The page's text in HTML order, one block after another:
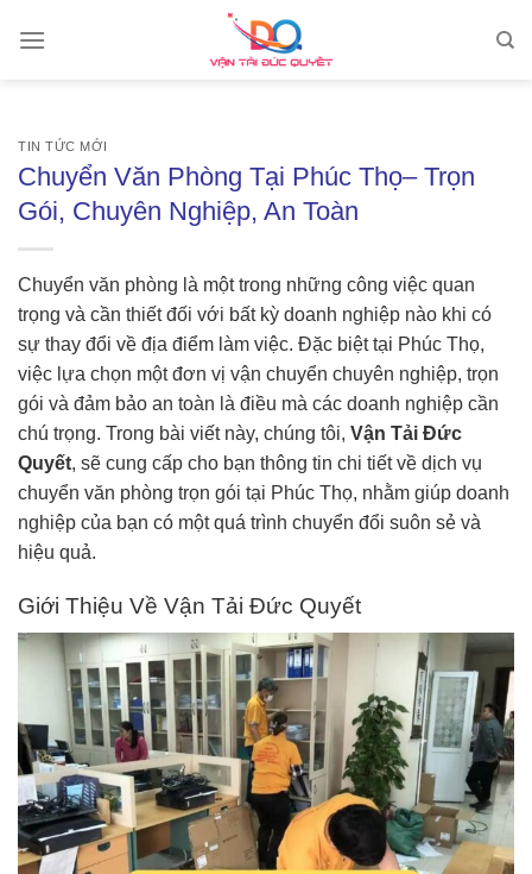
TIN TỨC MỚI
Chuyển Văn Phòng Tại Phúc Thọ– Trọn
Gói, Chuyên Nghiệp, An Toàn
Chuyển văn phòng là một trong những công việc quan
trọng và cần thiết đối với bất kỳ doanh nghiệp nào khi có
sự thay đổi về địa điểm làm việc. Đặc biệt tại Phúc Thọ,
việc lựa chọn một đơn vị vận chuyển chuyên nghiệp, trọn
gói và đảm bảo an toàn là điều mà các doanh nghiệp cần
chú trọng. Trong bài viết này, chúng tôi, Vận Tải Đức
Quyết, sẽ cung cấp cho bạn thông tin chi tiết về dịch vụ
chuyển văn phòng trọn gói tại Phúc Thọ, nhằm giúp doanh
nghiệp của bạn có một quá trình chuyển đổi suôn sẻ và
hiệu quả.
Giới Thiệu Về Vận Tải Đức Quyết